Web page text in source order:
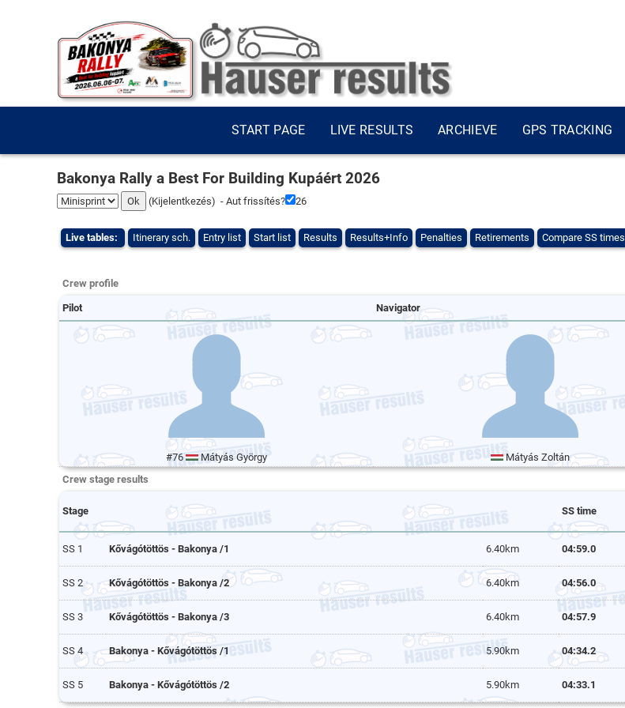
START PAGE LIVE RESULTS ARCHIEVE GPS TRACKING
Bakonya Rally a Best For Building Kupáért 2026
(Kijelentkezés) - Aut frissítés? 26
Live tables: Itinerary sch. Entry list Start list Results Results+Info Penalties Retirements Compare SS times
Crew profile
Pilot Navigator
#76 Mátyás György Mátyás Zoltán
Crew stage results
Stage SS time
SS 1 Kővágótöttös - Bakonya /1 6.40km 04:59.0
SS 2 Kővágótöttös - Bakonya /2 6.40km 04:56.0
SS 3 Kővágótöttös - Bakonya /3 6.40km 04:57.9
SS 4 Bakonya - Kővágótöttös /1 5.90km 04:34.2
SS 5 Bakonya - Kővágótöttös /2 5.90km 04:33.1